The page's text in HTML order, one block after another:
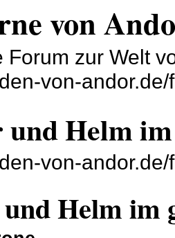
von
Forum zur Welt
von-andor.de/
Helm
von-
Helm im